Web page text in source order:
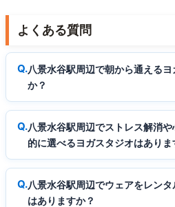
よくある質問
八景水谷駅周辺で朝から通える
か？
八景水谷駅周辺でストレス解消
的に選べるヨガスタジオはありま
八景水谷駅周辺でウェアをレン
はありますか？